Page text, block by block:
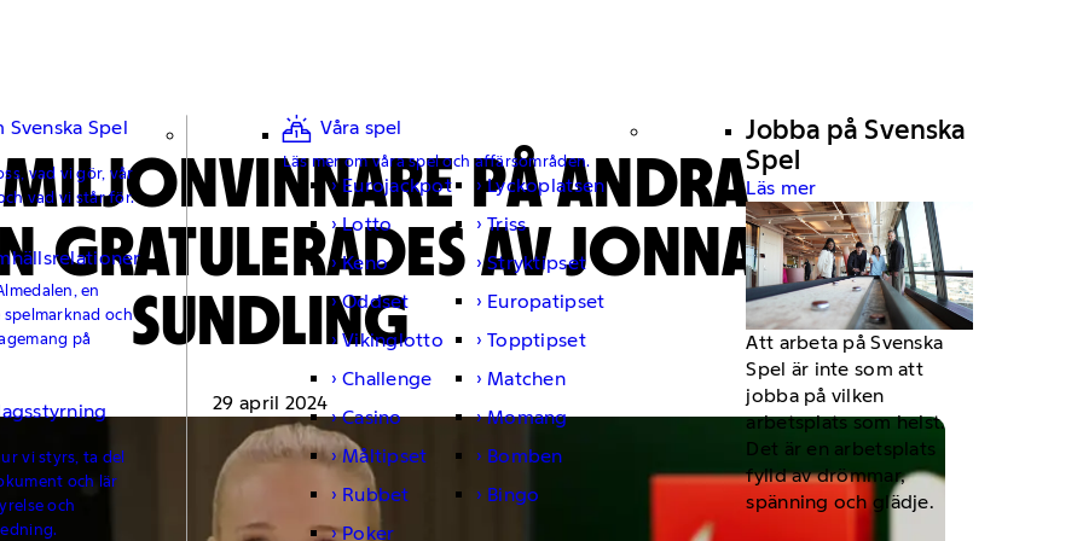
Svenska Spel
vad vi gör, vår
vad vi står för.
en
och
på
vi styrs, ta del
och lär
och
Våra spel
Läs mer om våra spel och affärsområden.
Eurojackpot
Lyckoplatsen
Lotto
Triss
Keno
Stryktipset
Oddset
Europatipset
Vikinglotto
Topptipset
Challenge
Matchen
Casino
Momang
Måltipset
Bomben
Rubbet
Bingo
Poker
Jobba på Svenska
Spel
Läs mer
Att arbeta på Svenska
Spel är inte som att
jobba på vilken
arbetsplats som helst.
Det är en arbetsplats
fylld av drömmar,
spänning och glädje.
PÅ ANDRA
GRATULERADES AV JONNA
SUNDLING
29 april 2024